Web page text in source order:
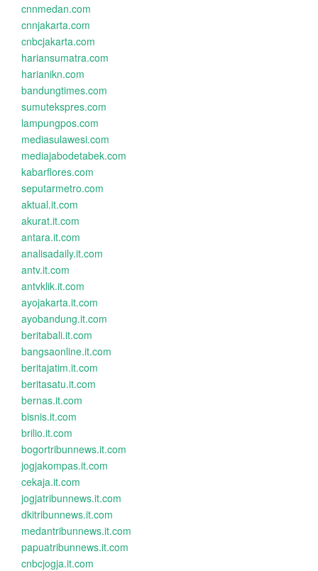
cnnmedan.com
cnnjakarta.com
cnbcjakarta.com
hariansumatra.com
harianikn.com
bandungtimes.com
sumutekspres.com
lampungpos.com
mediasulawesi.com
mediajabodetabek.com
kabarflores.com
seputarmetro.com
aktual.it.com
akurat.it.com
antara.it.com
analisadaily.it.com
antv.it.com
antvklik.it.com
ayojakarta.it.com
ayobandung.it.com
beritabali.it.com
bangsaonline.it.com
beritajatim.it.com
beritasatu.it.com
bernas.it.com
bisnis.it.com
brilio.it.com
bogortribunnews.it.com
jogjakompas.it.com
cekaja.it.com
jogjatribunnews.it.com
dkitribunnews.it.com
medantribunnews.it.com
papuatribunnews.it.com
cnbcjogja.it.com